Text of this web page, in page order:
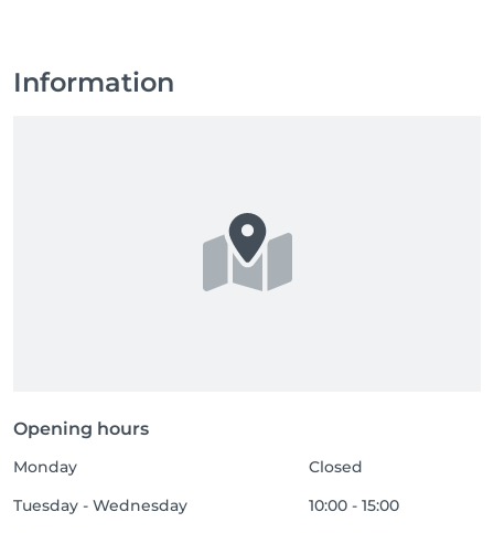
Information
Opening hours
Monday
Closed
Tuesday - Wednesday
10:00 - 15:00